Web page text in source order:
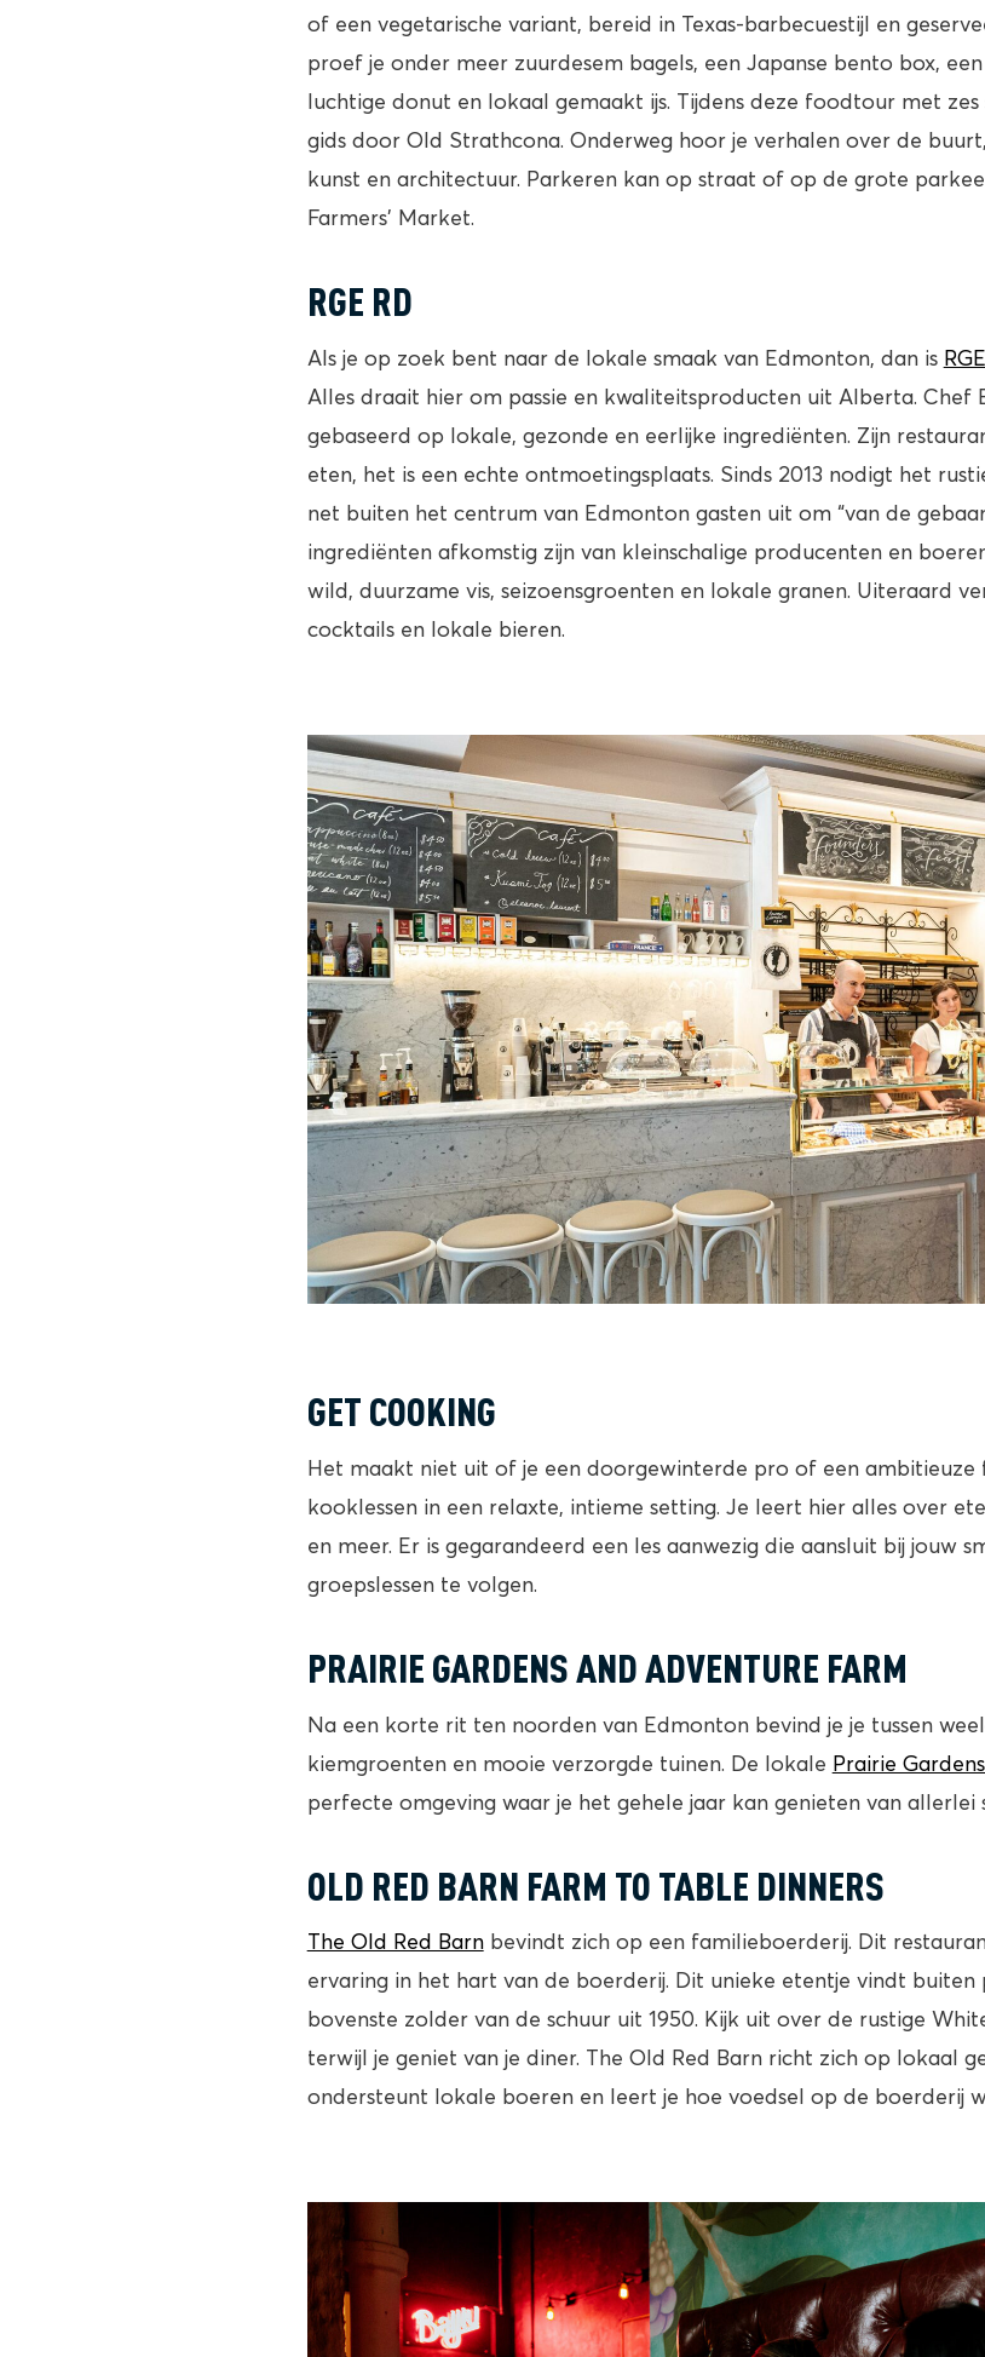
of een vegetarische variant, bereid in Texas-barbecuestijl en
proef je onder meer zuurdesem bagels, een Japanse bento box,
luchtige donut en lokaal gemaakt ijs. Tijdens deze foodtour met
gids door Old Strathcona. Onderweg hoor je verhalen over de
kunst en architectuur. Parkeren kan op straat of op de grote
Farmers’ Market.
RGE RD
Als je op zoek bent naar de lokale smaak van Edmonton, dan is
Alles draait hier om passie en kwaliteitsproducten uit Alberta. Chef
gebaseerd op lokale, gezonde en eerlijke ingrediënten. Zijn
eten, het is een echte ontmoetingsplaats. Sinds 2013 nodigt het
net buiten het centrum van Edmonton gasten uit om “van de
ingrediënten afkomstig zijn van kleinschalige producenten en
wild, duurzame vis, seizoensgroenten en lokale granen. Uiteraard
cocktails en lokale bieren.
GET COOKING
Het maakt niet uit of je een doorgewinterde pro of een ambitieuze
kooklessen in een relaxte, intieme setting. Je leert hier alles over
en meer. Er is gegarandeerd een les aanwezig die aansluit bij jouw
groepslessen te volgen.
PRAIRIE GARDENS AND ADVENTURE FARM
Na een korte rit ten noorden van Edmonton bevind je je tussen
kiemgroenten en mooie verzorgde tuinen. De lokale Prairie
perfecte omgeving waar je het gehele jaar kan genieten van allerlei
OLD RED BARN FARM TO TABLE DINNERS
The Old Red Barnbevindt zich op een familieboerderij. Dit
ervaring in het hart van de boerderij. Dit unieke etentje vindt
bovenste zolder van de schuur uit 1950. Kijk uit over de rustige
terwijl je geniet van je diner. The Old Red Barn richt zich op lokaal
ondersteunt lokale boeren en leert je hoe voedsel op de boerderij